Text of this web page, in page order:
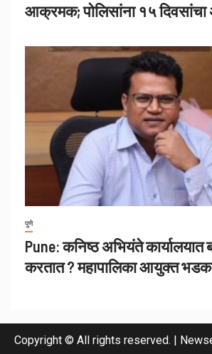
आक्रमक; पोलिसांना १५ दिवसांचा
पुणे
Pune: कनिष्ठ अभियंते
करतात ? महापालिका आयुक्त
Copyright © All rights reserved. |